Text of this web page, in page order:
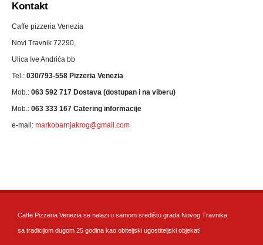
Kontakt
Caffe pizzeria Venezia
Novi Travnik 72290,
Ulica Ive Andrića bb
Tel.: 030/793-558 Pizzeria Venezia
Mob.: 063 592 717 Dostava (dostupan i na viberu)
Mob.: 063 333 167 Catering informacije
e-mail: markobarnjakrog@gmail.com
Caffe Pizzeria Venezia se nalazi u samom središtu grada Novog Travnika
sa tradicijom dugom 25 godina kao obiteljski ugostiteljski objekat!